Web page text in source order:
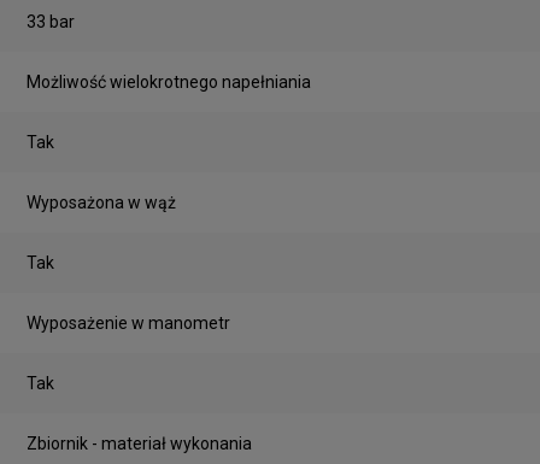
33 bar
Możliwość wielokrotnego napełniania
Tak
Wyposażona w wąż
Tak
Wyposażenie w manometr
Tak
Zbiornik - materiał wykonania